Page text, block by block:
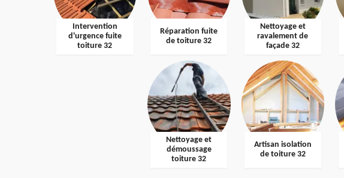
Intervention
d'urgence fuite
toiture 32
Réparation fuite
de toiture 32
Nettoyage et
ravalement de
façade 32
Nettoyage et
démoussage
toiture 32
Artisan isolation
de toiture 32